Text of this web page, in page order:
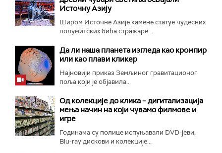
Источну Азију
Широм Источне Азије камене статуе чудесних
полумитских бића стражаре...
Да ли наша планета изгледа као кромпир
или као плави кликер
Најновији приказ Земљиног гравитационог
поља који је објавила...
Од колекције до клика – дигитализација
мења начин на који чувамо филмове и
игре
Годинама су полице испуњавали DVD-јеви,
Blu-ray дискови и колекције...